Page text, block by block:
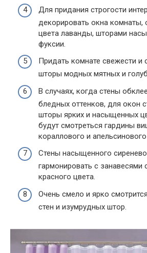
Для придания строгости
декорировать окна комнаты,
цвета лаванды, шторами
фуксии.
Придать комнате свежести и
шторы модных мятных и
В случаях, когда стены
бледных оттенков, для окон
шторы ярких и насыщенных
будут смотреться гардины
кораллового и
Стены насыщенного
гармонировать с занавесями
красного цвета.
Очень смело и ярко
стен и изумрудных штор.